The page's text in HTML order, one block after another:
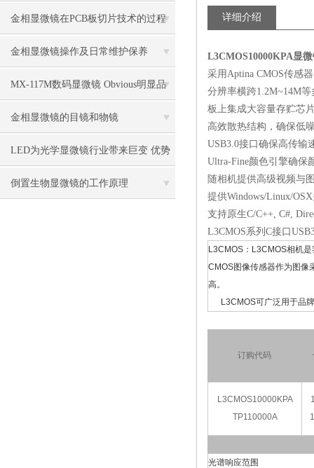
金相显微镜在PCB板切片技术的过程
控制中的作用
金相显微镜操作及日常维护保养
MX-117M数码显微镜 Obvious明显品
牌值得推荐
金相显微镜的目镜和物镜
LED为光学显微镜行业带来巨变 优势
比传统卤素更明显
倒置生物显微镜的工作原理
详细介绍
L3CMOS10000KPA显
采用Aptina CMOS传感
分辨率横跨1.2M~14M等
板上集成大容量存贮芯
高效散热结构，确保低
USB3.0接口确保高传输
Ultra-Fine颜色引擎确保
随相机提供高级视频与
提供Windows/Linux/
支持原生C/C++, C#,
L3CMOS系列C接口
L3CMOS：L3CMOS相机
CMOS图像传感器作为图像
高。
L3CMOS可广泛用于品牌
订购代码
L3CMOS10000KPA
TP110000A
光谱响应范围